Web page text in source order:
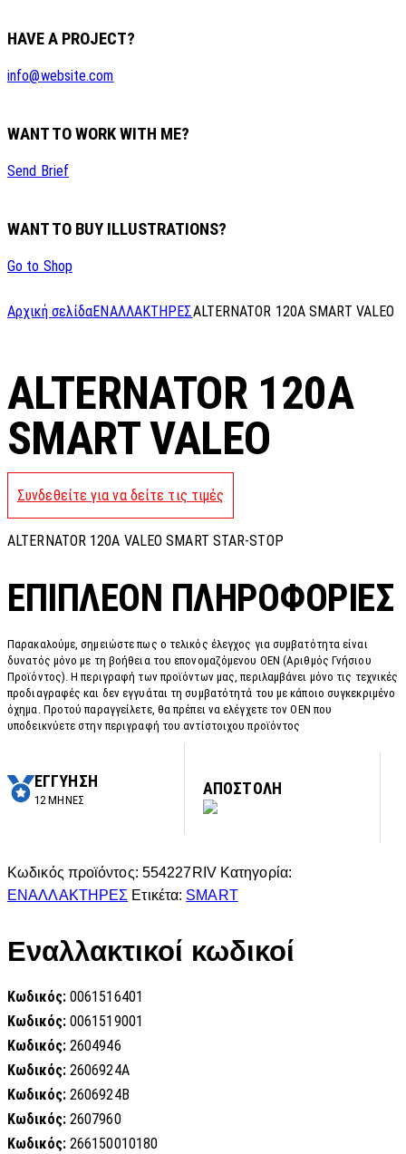
HAVE A PROJECT?
info@website.com
WANT TO WORK WITH ME?
Send Brief
WANT TO BUY ILLUSTRATIONS?
Go to Shop
Αρχική σελίδαΕΝΑΛΛΑΚΤΗΡΕΣALTERNATOR 120A SMART VALEO
ALTERNATOR 120A
SMART VALEO
Συνδεθείτε για να δείτε τις τιμές
ALTERNATOR 120A VALEO SMART STAR-STOP
ΕΠΙΠΛΈΟΝ ΠΛΗΡΟΦΟΡΊΕΣ
Παρακαλούμε, σημειώστε πως ο τελικός έλεγχος για συμβατότητα είναι
δυνατός μόνο με τη βοήθεια του επονομαζόμενου OEN (Αριθμός Γνήσιου
Προϊόντος). Η περιγραφή των προϊόντων μας, περιλαμβάνει μόνο τις τεχνικές
προδιαγραφές και δεν εγγυάται τη συμβατότητά του με κάποιο συγκεκριμένο
όχημα. Προτού παραγγείλετε, θα πρέπει να ελέγχετε τον OEN που
υποδεικνύετε στην περιγραφή του αντίστοιχου προϊόντος
ΕΓΓΥΗΣΗ
12 ΜΗΝΕΣ
ΑΠΟΣΤΟΛΗ
Κωδικός προϊόντος: 554227RIV Κατηγορία:
ΕΝΑΛΛΑΚΤΗΡΕΣ Ετικέτα: SMART
Εναλλακτικοί κωδικοί
Κωδικός: 0061516401
Κωδικός: 0061519001
Κωδικός: 2604946
Κωδικός: 2606924A
Κωδικός: 2606924B
Κωδικός: 2607960
Κωδικός: 266150010180